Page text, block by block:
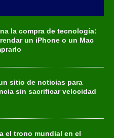
la compra de tecnología:
un iPhone o un Mac
sitio de noticias para
sin sacrificar velocidad
el trono mundial en el